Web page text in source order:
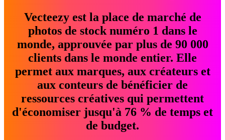
Vecteezy est la place de marché de
photos de stock numéro 1 dans le
monde, approuvée par plus de 90 000
clients dans le monde entier. Elle
permet aux marques, aux créateurs et
aux conteurs de bénéficier de
ressources créatives qui permettent
d'économiser jusqu'à 76 % de temps et
de budget.